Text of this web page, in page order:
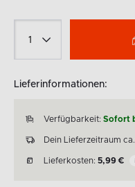
Lieferinformationen:
Verfügbarkeit: Sofort
Dein Lieferzeitraum
Lieferkosten: 5,99 €